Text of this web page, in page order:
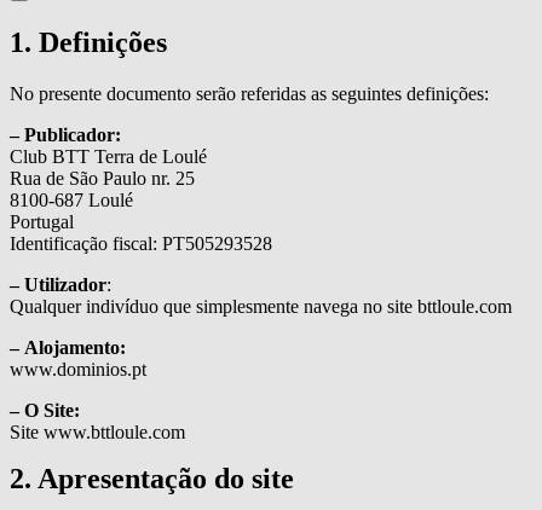
1. Definições
No presente documento serão referidas as seguintes definições:
– Publicador:
Club BTT Terra de Loulé
Rua de São Paulo nr. 25
8100-687 Loulé
Portugal
Identificação fiscal: PT505293528
– Utilizador:
Qualquer indivíduo que simplesmente navega no site bttloule.com
– Alojamento:
www.dominios.pt
– O Site:
Site www.bttloule.com
2. Apresentação do site